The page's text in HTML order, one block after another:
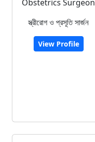
Obstetrics Surgeon
স্ত্রীরোগ ও প্রসূতি সার্জন
View Profile